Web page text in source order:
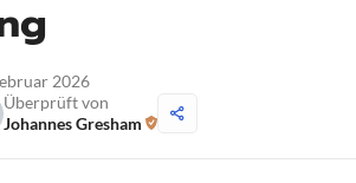
2026
Überprüft von
Johannes Gresham